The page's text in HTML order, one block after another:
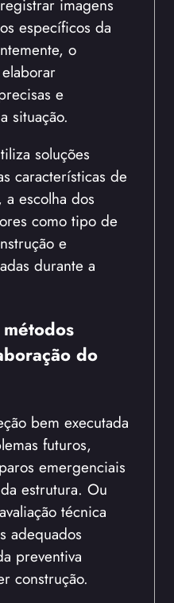
específicos da
o
e
situação.
soluções
características de
escolha dos
como tipo de
e
durante a
do
bem executada
futuros,
emergenciais
estrutura. Ou
técnica
adequados
preventiva
construção.